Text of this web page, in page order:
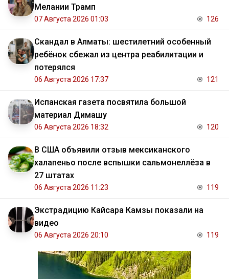
Мелании Трамп
07 Августа 2026 01:03 126
Скандал в Алматы: шестилетний особенный
ребёнок сбежал из центра реабилитации и
потерялся
06 Августа 2026 17:37 121
Испанская газета посвятила большой
материал Димашу
06 Августа 2026 18:32 120
В США объявили отзыв мексиканского
халапеньо после вспышки сальмонеллёза в
27 штатах
06 Августа 2026 11:23 119
Экстрадицию Кайсара Камзы показали на
видео
06 Августа 2026 20:10 119